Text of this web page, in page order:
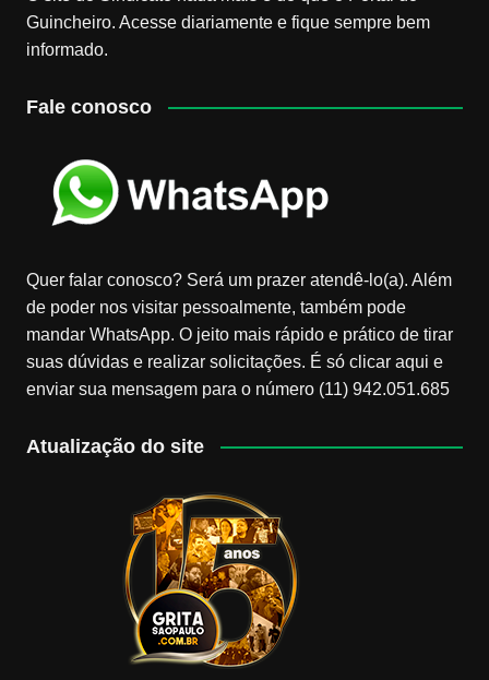
Guincheiro. Acesse diariamente e fique sempre bem
informado.
Fale conosco
Quer falar conosco? Será um prazer atendê-lo(a). Além
de poder nos visitar pessoalmente, também pode
mandar WhatsApp. O jeito mais rápido e prático de tirar
suas dúvidas e realizar solicitações. É só clicar aqui e
enviar sua mensagem para o número (11) 942.051.685
Atualização do site